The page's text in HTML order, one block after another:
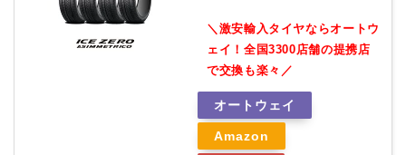
＼激安輸入タイヤならオートウ
ェイ！全国3300店舗の提携店
で交換も楽々／
オートウェイ
Amazon